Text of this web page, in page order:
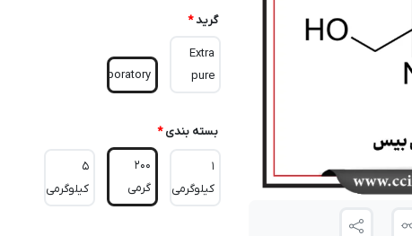
گرید*
Extra
pure
Laboratory
بسته بندی *
1
کیلوگرمی
200
گرمی
5
کیلوگرمی